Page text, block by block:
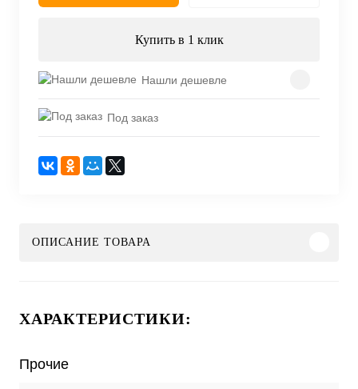
Купить в 1 клик
Нашли дешевле
Под заказ
ОПИСАНИЕ ТОВАРА
ХАРАКТЕРИСТИКИ:
Прочие